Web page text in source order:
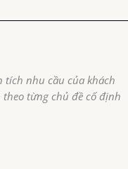
tích nhu cầu của khách
từng chủ đề cố định